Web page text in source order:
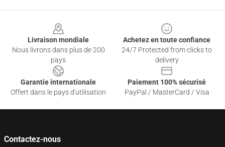
Livraison mondiale
Nous livrons dans plus de 200
pays
Achetez en toute confiance
24/7 Protected from clicks to
delivery
Garantie internationale
Offert dans le pays d'utilisation
Paiement 100% sécurisé
PayPal / MasterCard / Visa
Contactez-nous